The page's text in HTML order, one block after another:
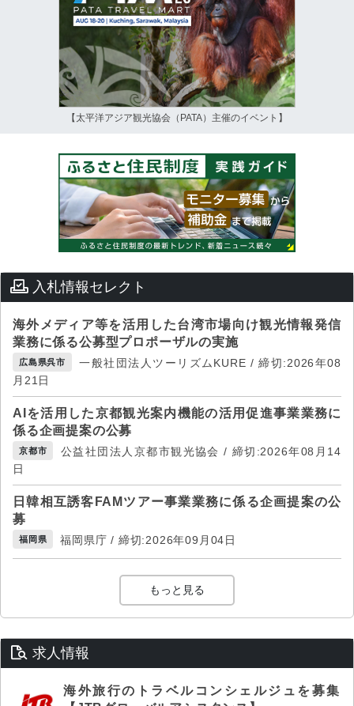
【太平洋アジア観光協会（PATA）主催のイベント】
入札情報セレクト
海外メディア等を活用した台湾市場向け観光情報発信
業務に係る公募型プロポーザルの実施
広島県呉市
一般社団法人ツーリズムKURE / 締切:2026年08
月21日
AIを活用した京都観光案内機能の活用促進事業業務に
係る企画提案の公募
京都市
公益社団法人京都市観光協会 / 締切:2026年08月14
日
日韓相互誘客FAMツアー事業業務に係る企画提案の公
募
福岡県 福岡県庁 / 締切:2026年09月04日
もっと見る
求人情報
海外旅行のトラベルコンシェルジュを募集